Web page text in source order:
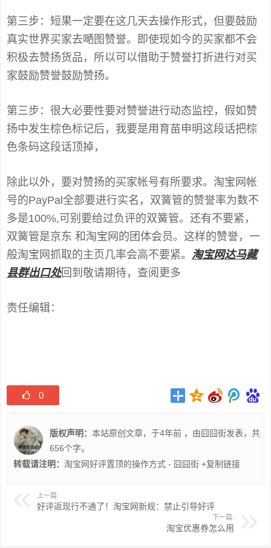
第三步：短果一定要在这几天去操作形式，但要鼓励
真实世界买家去嗮图赞誉。即使现如今的买家都不会
积极去赞扬货品，所以可以借助于赞誉打折进行对买
家鼓励赞誉鼓励赞扬。
第三步：很大必要性要对赞誉进行动态监控，假如赞
扬中发生棕色标记后，我要是用育苗申明这段话把棕
色条码这段话顶掉，
除此以外，要对赞扬的买家帐号有所要求。淘宝网帐
号的PayPal全部要进行实名，双簧管的赞誉率为数不
多是100%,可别要给过负评的双簧管。还有不要紧，
双簧管是京东 和淘宝网的团体会员。这样的赞誉，一
般淘宝网抓取的主页几率会高不要紧。 淘宝网达马藏
县群出口处回到敬请期待，查阅更多
责任编辑：
0
版权声明： 本站原创文章，于4年前 ，由囧囧街发表，共
656个字。
转载请注明： 淘宝网好评置顶的操作方式 - 囧囧街 +复制链接
上一篇:
好评返现行不通了！淘宝网新规：禁止引导好评
下一篇:
淘宝优惠券怎么用